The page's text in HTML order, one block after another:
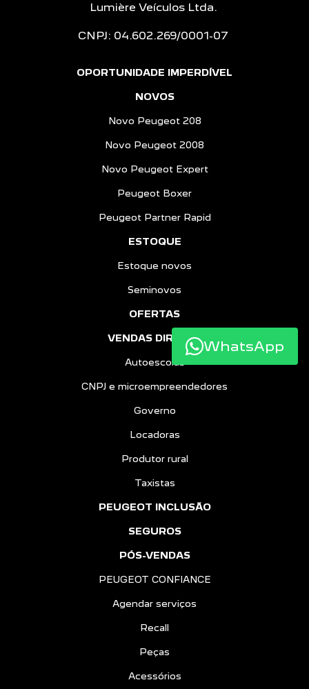
Lumière Veículos Ltda.
CNPJ: 04.602.269/0001-07
OPORTUNIDADE IMPERDÍVEL
NOVOS
Novo Peugeot 208
Novo Peugeot 2008
Novo Peugeot Expert
Peugeot Boxer
Peugeot Partner Rapid
ESTOQUE
Estoque novos
Seminovos
OFERTAS
VENDAS DIRETAS
Autoescolas
CNPJ e microempreendedores
Governo
Locadoras
Produtor rural
Taxistas
PEUGEOT INCLUSÃO
SEGUROS
PÓS-VENDAS
PEUGEOT CONFIANCE
Agendar serviços
Recall
Peças
Acessórios
WhatsApp